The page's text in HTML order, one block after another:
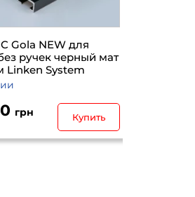
Gola NEW для
ручек черный мат
System
грн Купить